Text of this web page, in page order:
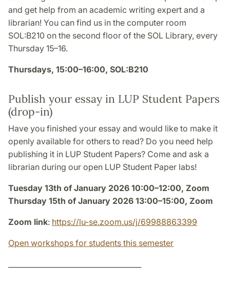
and get help from an academic writing expert and a
librarian! You can find us in the computer room
SOL:B210 on the second floor of the SOL Library, every
Thursday 15–16.
Thursdays, 15:00–16:00, SOL:B210
Publish your essay in LUP Student Papers
(drop-in)
Have you finished your essay and would like to make it
openly available for others to read? Do you need help
publishing it in LUP Student Papers? Come and ask a
librarian during our open LUP Student Paper labs!
Tuesday 13th of January 2026 10:00–12:00, Zoom
Thursday 15th of January 2026 13:00–15:00, Zoom
Zoom link: https://lu-se.zoom.us/j/69988863399
Open workshops for students this semester